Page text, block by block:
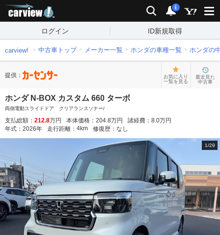
検索 通知
i
ログイン ID新規取得
carview! 中古車トップ メーカー一覧 ホンダの車種一覧 ホンダの
提供：
お気に入り
一覧を見る
最近見た
中古車
ホンダ N-BOX カスタム 660 ターボ
両側電動スライドドア クリアランスソナー/
支払総額： 212.8万円 本体価格： 204.8万円 諸経費： 8.0万円
年式： 2026年 走行距離： 4km 修復歴： なし
1/29